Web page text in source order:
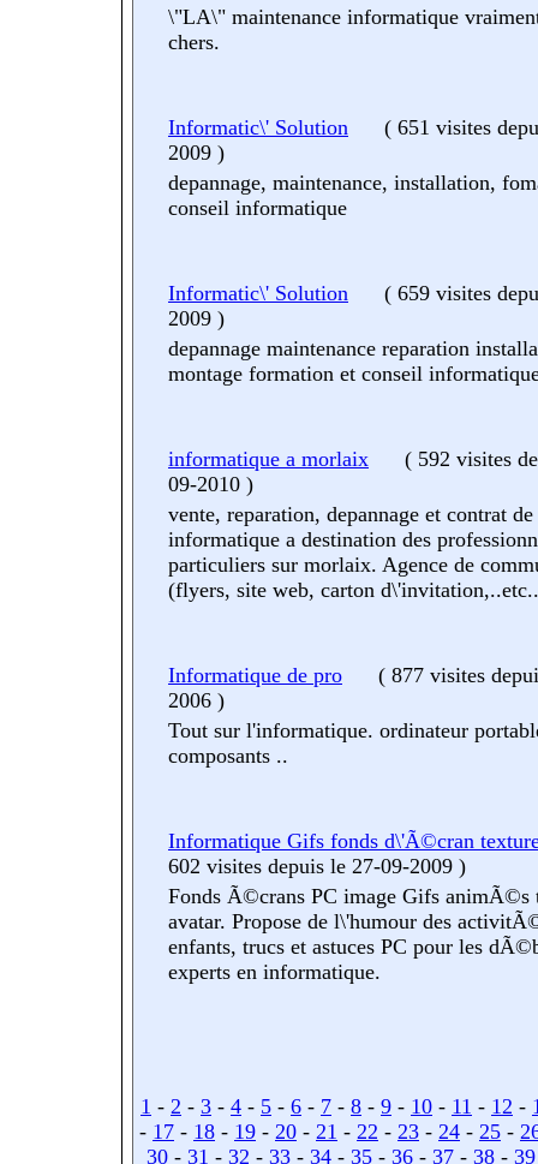
\"LA\" maintenance informatique
chers.
Informatic\' Solution ( 651 visites
2009 )
depannage, maintenance, installation,
conseil informatique
Informatic\' Solution ( 659 visites
2009 )
depannage maintenance reparation
montage formation et conseil
informatique a morlaix ( 592 visites
09-2010 )
vente, reparation, depannage et contrat
informatique a destination des
particuliers sur morlaix. Agence de
(flyers, site web, carton
Informatique de pro ( 877 visites
2006 )
Tout sur l'informatique. ordinateur
composants ..
Informatique Gifs fonds d\'Ã©cran
602 visites depuis le 27-09-2009 )
Fonds Ã©crans PC image Gifs animÃ©s
avatar. Propose de l\'humour des
enfants, trucs et astuces PC pour les
experts en informatique.
1 - 2 - 3 - 4 - 5 - 6 - 7 - 8 - 9 - 10 - 11 - 12 -
- 17 - 18 - 19 - 20 - 21 - 22 - 23 - 24 - 25 -
30- 31 - 32 - 33- 34- 35- 36- 37- 38- 39